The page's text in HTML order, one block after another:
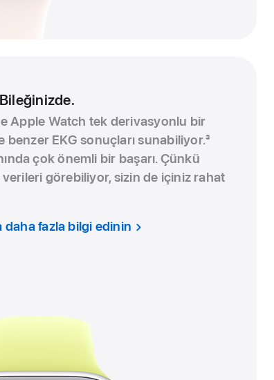
Apple Watch tek derivasyonlu bir
EKG sonuçları sunabiliyor.3
çok önemli bir başarı. Çünkü
görebiliyor, sizin de içiniz rahat
daha fazla bilgi edinin